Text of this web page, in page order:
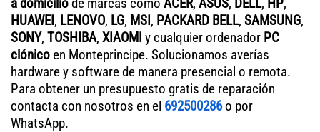
HUAWEI, LENOVO, LG, MSI, PACKARD BELL, SAMSUNG,
SONY, TOSHIBA, XIAOMI y cualquier ordenador PC
clónico en Monteprincipe. Solucionamos averías
hardware y software de manera presencial o remota.
Para obtener un presupuesto gratis de reparación
contacta con nosotros en el 692500286o por
WhatsApp.